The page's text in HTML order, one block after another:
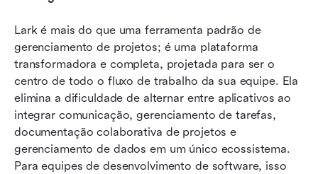
Lark é mais do que uma ferramenta padrão de
gerenciamento de projetos; é uma plataforma
transformadora e completa, projetada para ser o
centro de todo o fluxo de trabalho da sua equipe. Ela
elimina a dificuldade de alternar entre aplicativos ao
integrar comunicação, gerenciamento de tarefas,
documentação colaborativa de projetos e
gerenciamento de dados em um único ecossistema.
Para equipes de desenvolvimento de software, isso